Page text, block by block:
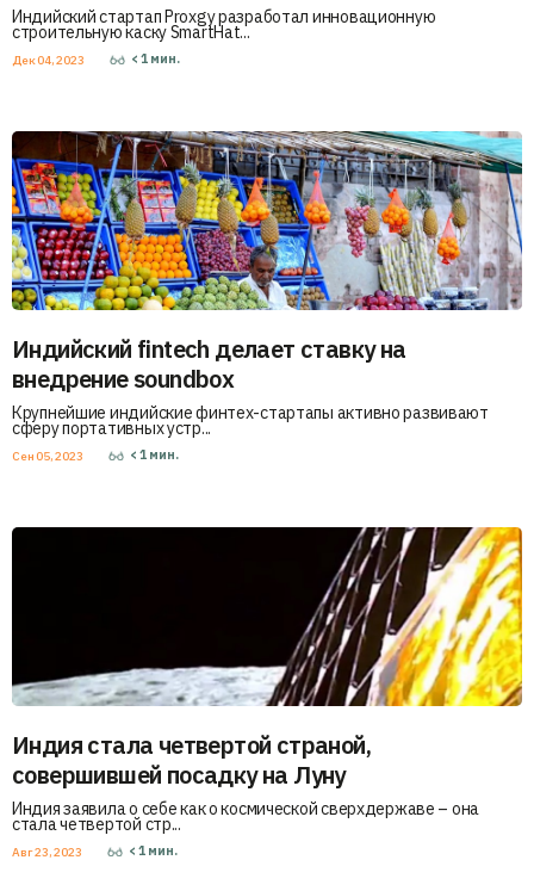
Индийский стартап Proxgy разработал инновационную
строительную каску SmartHat...
Дек 04, 2023 < 1 мин.
Индийский fintech делает ставку на
внедрение soundbox
Крупнейшие индийские финтех-стартапы активно развивают
сферу портативных устр...
Сен 05, 2023 < 1 мин.
Индия стала четвертой страной,
совершившей посадку на Луну
Индия заявила о себе как о космической сверхдержаве – она
стала четвертой стр...
Авг 23, 2023 < 1 мин.